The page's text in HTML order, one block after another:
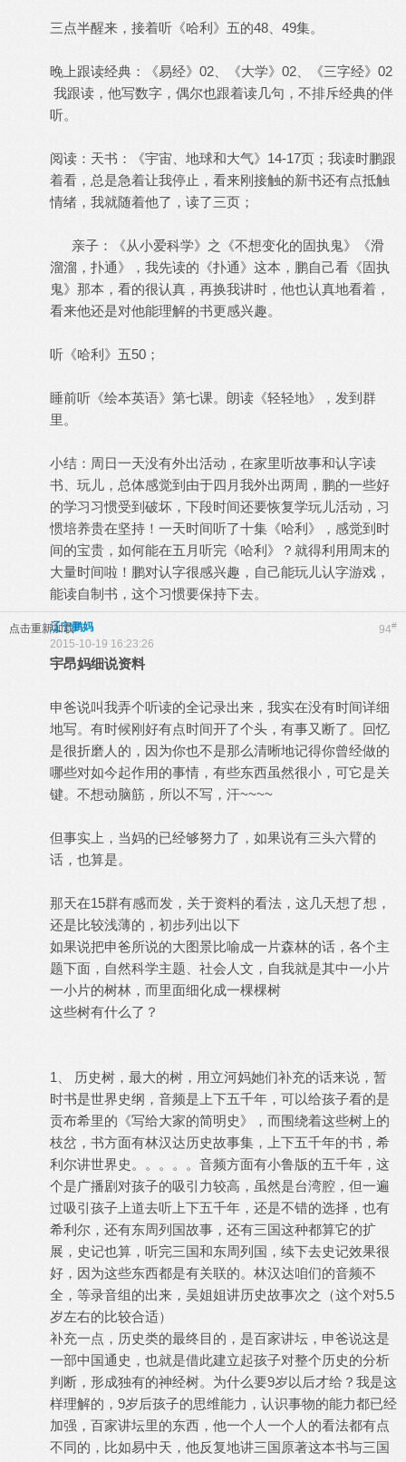
三点半醒来，接着听《哈利》五的48、49集。
晚上跟读经典：《易经》02、《大学》02、《三字经》02
我跟读，他写数字，偶尔也跟着读几句，不排斥经典的伴
听。
阅读：天书：《宇宙、地球和大气》14-17页；我读时鹏跟
着看，总是急着让我停止，看来刚接触的新书还有点抵触
情绪，我就随着他了，读了三页；
亲子：《从小爱科学》之《不想变化的固执鬼》《滑
溜溜，扑通》，我先读的《扑通》这本，鹏自己看《固执
鬼》那本，看的很认真，再换我讲时，他也认真地看着，
看来他还是对他能理解的书更感兴趣。
听《哈利》五50；
睡前听《绘本英语》第七课。朗读《轻轻地》，发到群
里。
小结：周日一天没有外出活动，在家里听故事和认字读
书、玩儿，总体感觉到由于四月我外出两周，鹏的一些好
的学习习惯受到破坏，下段时间还要恢复学玩儿活动，习
惯培养贵在坚持！一天时间听了十集《哈利》，感觉到时
间的宝贵，如何能在五月听完《哈利》？就得利用周末的
大量时间啦！鹏对认字很感兴趣，自己能玩儿认字游戏，
能读自制书，这个习惯要保持下去。
点击重新加载 94#
辽宁鹏妈
2015-10-19 16:23:26
宇昂妈细说资料
申爸说叫我弄个听读的全记录出来，我实在没有时间详细
地写。有时候刚好有点时间开了个头，有事又断了。回忆
是很折磨人的，因为你也不是那么清晰地记得你曾经做的
哪些对如今起作用的事情，有些东西虽然很小，可它是关
键。不想动脑筋，所以不写，汗~~~~
但事实上，当妈的已经够努力了，如果说有三头六臂的
话，也算是。
那天在15群有感而发，关于资料的看法，这几天想了想，
还是比较浅薄的，初步列出以下
如果说把申爸所说的大图景比喻成一片森林的话，各个主
题下面，自然科学主题、社会人文，自我就是其中一小片
一小片的树林，而里面细化成一棵棵树
这些树有什么了？
1、 历史树，最大的树，用立河妈她们补充的话来说，暂
时书是世界史纲，音频是上下五千年，可以给孩子看的是
贡布希里的《写给大家的简明史》，而围绕着这些树上的
枝岔，书方面有林汉达历史故事集，上下五千年的书，希
利尔讲世界史。。。。。音频方面有小鲁版的五千年，这
个是广播剧对孩子的吸引力较高，虽然是台湾腔，但一遍
过吸引孩子上道去听上下五千年，还是不错的选择，也有
希利尔，还有东周列国故事，还有三国这种都算它的扩
展，史记也算，听完三国和东周列国，续下去史记效果很
好，因为这些东西都是有关联的。林汉达咱们的音频不
全，等录音组的出来，吴姐姐讲历史故事次之（这个对5.5
岁左右的比较合适）
补充一点，历史类的最终目的，是百家讲坛，申爸说这是
一部中国通史，也就是借此建立起孩子对整个历史的分析
判断，形成独有的神经树。为什么要9岁以后才给？我是这
样理解的，9岁后孩子的思维能力，认识事物的能力都已经
加强，百家讲坛里的东西，他一个人一个人的看法都有点
不同的，比如易中天，他反复地讲三国原著这本书与三国